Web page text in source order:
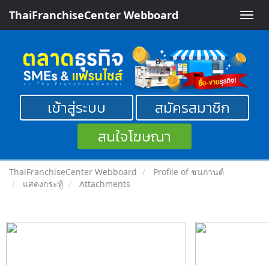
Toggle
ThaiFranchiseCenter Webboard
เข้าสู่ระบบ
สมัครสมาชิก
สนใจโฆษณา
ThaiFranchiseCenter Webboard
Profile of ชนกานต์
แสดงกระทู้
Attachments